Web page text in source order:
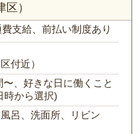
）
費支給、前払い制度あり
付近）
、好きな日に働くこと
時から選択)
呂、洗面所、リビン